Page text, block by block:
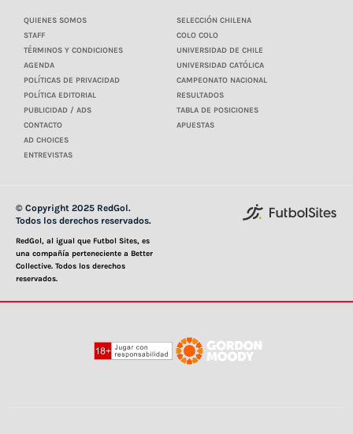
QUIENES SOMOS
STAFF
TÉRMINOS Y CONDICIONES
AGENDA
POLÍTICAS DE PRIVACIDAD
POLÍTICA EDITORIAL
PUBLICIDAD / ADS
CONTACTO
AD CHOICES
ENTREVISTAS
SELECCIÓN CHILENA
COLO COLO
UNIVERSIDAD DE CHILE
UNIVERSIDAD CATÓLICA
CAMPEONATO NACIONAL
RESULTADOS
TABLA DE POSICIONES
APUESTAS
© Copyright 2025 RedGol.
Todos los derechos reservados.
RedGol, al igual que Futbol Sites, es
una compañía perteneciente a Better
Collective. Todos los derechos
reservados.